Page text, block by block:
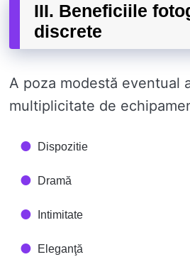
III. Beneficiile
discrete
A poza modestă eventual
multiplicitate de
Dispozitie
Dramă
Intimitate
Eleganţă